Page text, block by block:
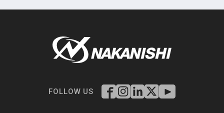
FOLLOW US